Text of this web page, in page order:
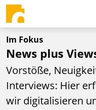
Im Fokus
News plus
Vorstöße,
Interviews: Hier
wir digitalisieren